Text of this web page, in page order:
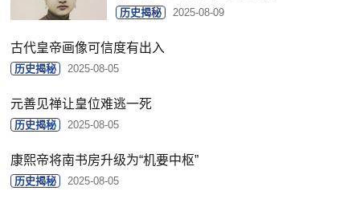
历史揭秘 2025-08-09
古代皇帝画像可信度有出入
历史揭秘 2025-08-05
元善见禅让皇位难逃一死
历史揭秘 2025-08-05
康熙帝将南书房升级为“机要中枢”
历史揭秘 2025-08-05